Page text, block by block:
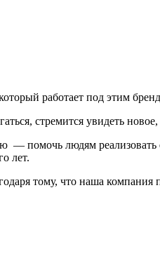
работает под этим
стремится увидеть
помочь людям реализовать
лет.
тому, что наша